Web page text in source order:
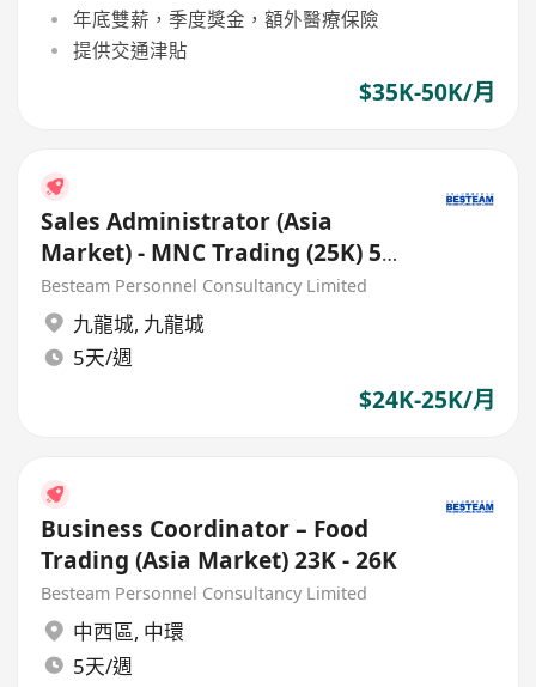
年底雙薪，季度獎金，額外醫療保險
提供交通津貼
$35K-50K/月
Sales Administrator (Asia
Market) - MNC Trading (25K) 5
Days
Besteam Personnel Consultancy Limited
九龍城, 九龍城
5天/週
$24K-25K/月
Business Coordinator – Food
Trading (Asia Market) 23K - 26K
Besteam Personnel Consultancy Limited
中西區, 中環
5天/週